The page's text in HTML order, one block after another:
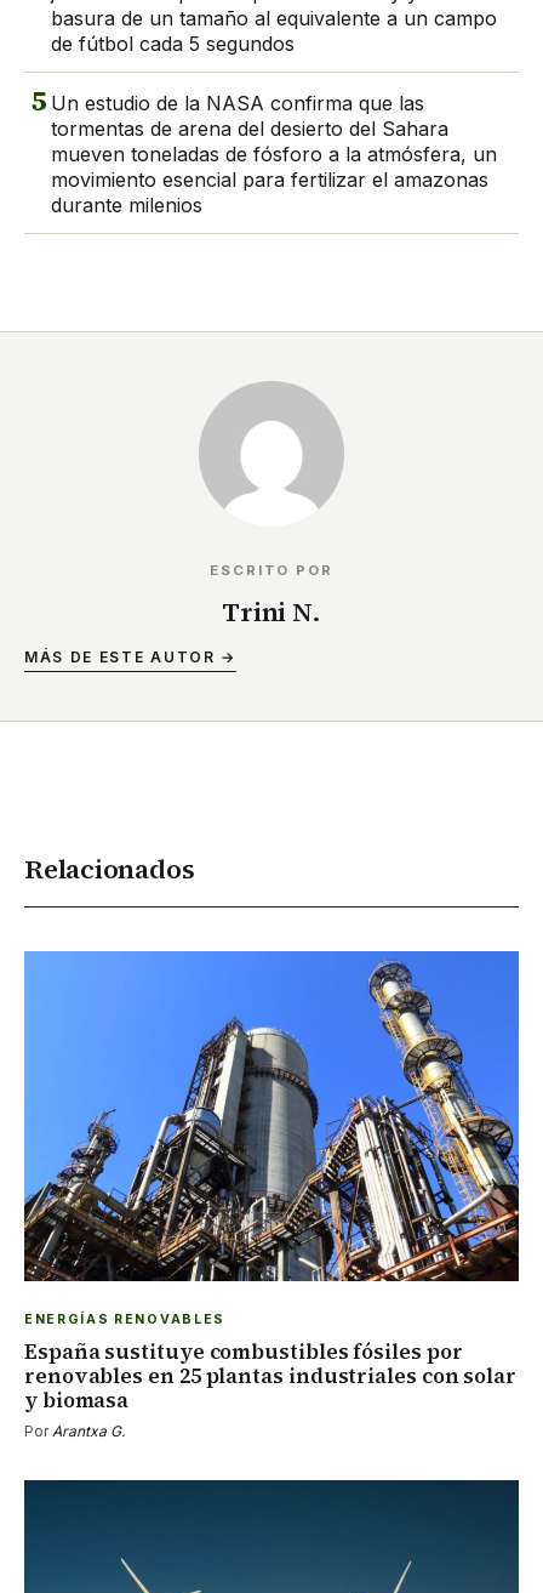
basura de un tamaño al equivalente a un campo
de fútbol cada 5 segundos
5 Un estudio de la NASA confirma que las
tormentas de arena del desierto del Sahara
mueven toneladas de fósforo a la atmósfera, un
movimiento esencial para fertilizar el amazonas
durante milenios
ESCRITO POR
Trini N.
MÁS DE ESTE AUTOR →
Relacionados
ENERGÍAS RENOVABLES
España sustituye combustibles fósiles por
renovables en 25 plantas industriales con solar
y biomasa
PorArantxa G.